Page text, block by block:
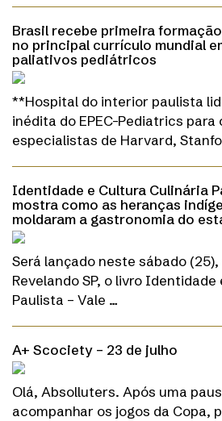
Brasil recebe primeira
no principal currículo mundial
paliativos pediátricos
**Hospital do interior paulista
inédita do EPEC-Pediatrics
especialistas de Harvard,
Identidade e Cultura Culinária
mostra como as heranças
moldaram a gastronomia do
Será lançado neste sábado
Revelando SP, o livro
Paulista – Vale …
A+ Scociety – 23 de julho
Olá, Absolluters. Após uma
acompanhar os jogos da Copa,